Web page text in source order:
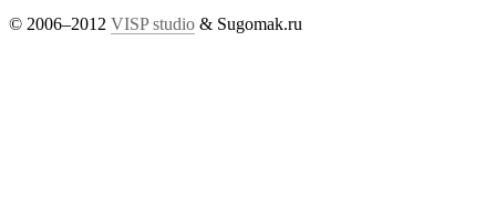
© 2006–2012 VISP studio & Sugomak.ru